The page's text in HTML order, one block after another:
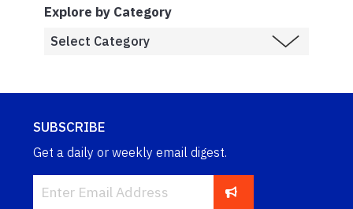
Explore by Category
SUBSCRIBE
Get a daily or weekly email digest.